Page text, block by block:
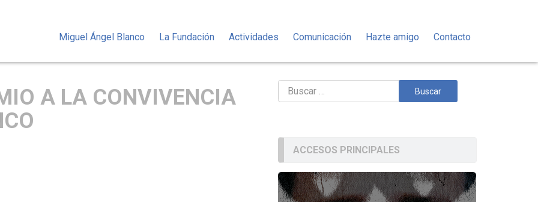
Miguel Ángel Blanco La Fundación Actividades Comunicación Hazte amigo Contacto
A LA CONVIVENCIA
Buscar:
ACCESOS PRINCIPALES